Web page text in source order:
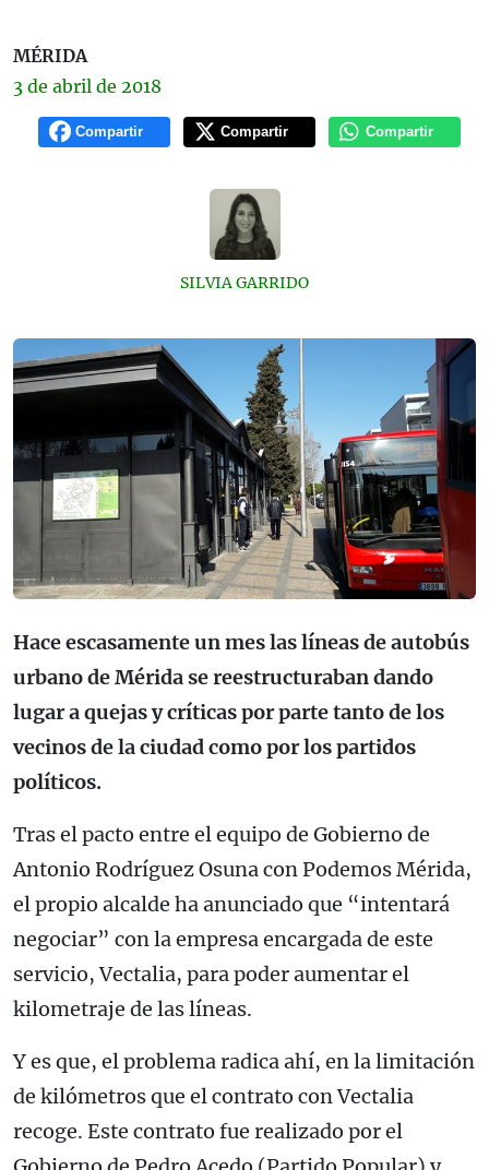
MÉRIDA
3 de abril de 2018
Compartir Compartir Compartir
SILVIA GARRIDO
Hace escasamente un mes las líneas de autobús
urbano de Mérida se reestructuraban dando
lugar a quejas y críticas por parte tanto de los
vecinos de la ciudad como por los partidos
políticos.
Tras el pacto entre el equipo de Gobierno de
Antonio Rodríguez Osuna con Podemos Mérida,
el propio alcalde ha anunciado que “intentará
negociar” con la empresa encargada de este
servicio, Vectalia, para poder aumentar el
kilometraje de las líneas.
Y es que, el problema radica ahí, en la limitación
de kilómetros que el contrato con Vectalia
recoge. Este contrato fue realizado por el